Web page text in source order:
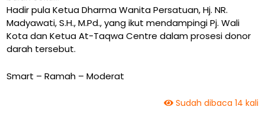
Hadir pula Ketua Dharma Wanita Persatuan, Hj. NR.
Madyawati, S.H., M.Pd., yang ikut mendampingi Pj. Wali
Kota dan Ketua At-Taqwa Centre dalam prosesi donor
darah tersebut.
Smart – Ramah – Moderat
Sudah dibaca 14 kali